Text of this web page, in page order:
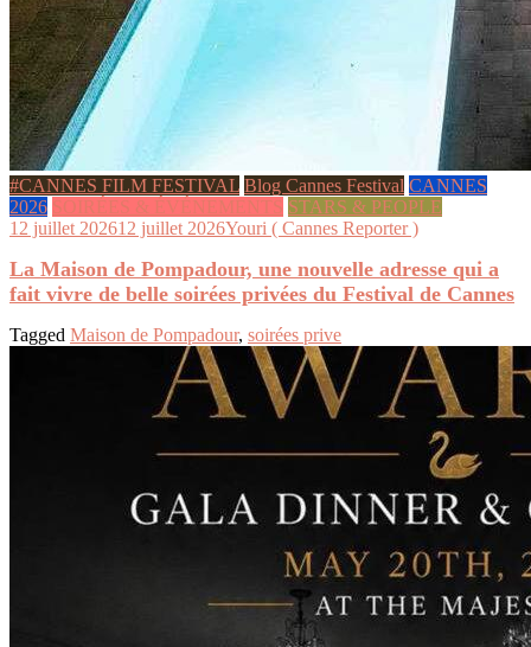
#CANNES FILM FESTIVAL Blog Cannes Festival CANNES
2026 SOIRÉES & ÉVÉNEMENTS STARS & PEOPLE
12 juillet 202612 juillet 2026Youri ( Cannes Reporter )
La Maison de Pompadour, une nouvelle adresse qui a
fait vivre de belle soirées privées du Festival de Cannes
Tagged Maison de Pompadour, soirées prive